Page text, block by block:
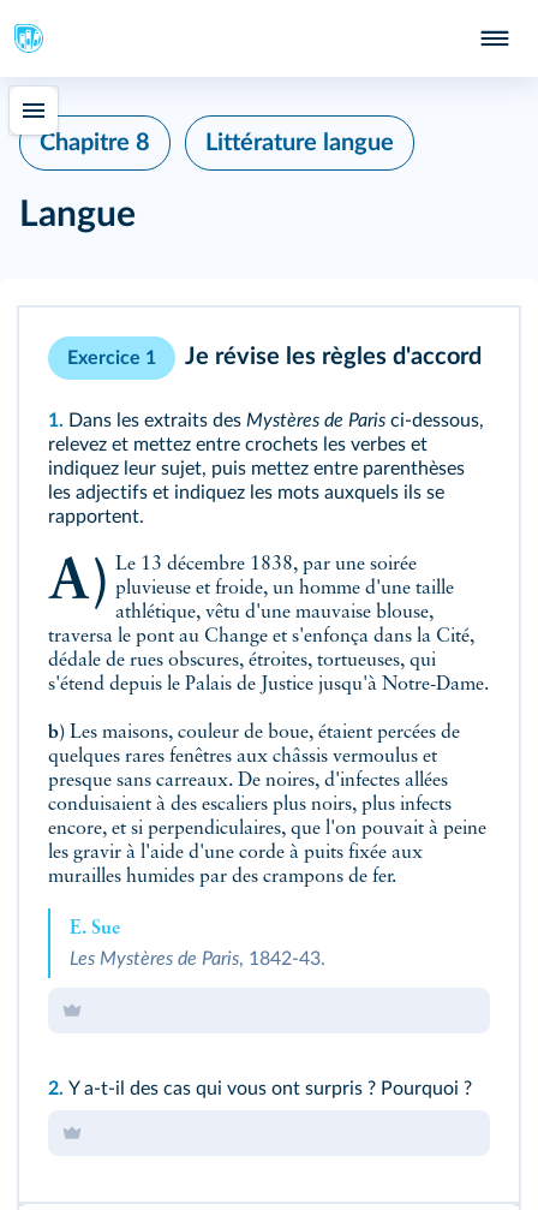
Chapitre 8 Littérature langue
Langue
Exercice 1 Je révise les règles d'accord
1. Dans les extraits des Mystères de Paris ci-dessous,
relevez et mettez entre crochets les verbes et
indiquez leur sujet, puis mettez entre parenthèses
les adjectifs et indiquez les mots auxquels ils se
rapportent.
a) Le 13 décembre 1838, par une soirée
pluvieuse et froide, un homme d'une taille
athlétique, vêtu d'une mauvaise blouse,
traversa le pont au Change et s'enfonça dans la Cité,
dédale de rues obscures, étroites, tortueuses, qui
s'étend depuis le Palais de Justice jusqu'à Notre-Dame.
b) Les maisons, couleur de boue, étaient percées de
quelques rares fenêtres aux châssis vermoulus et
presque sans carreaux. De noires, d'infectes allées
conduisaient à des escaliers plus noirs, plus infects
encore, et si perpendiculaires, que l'on pouvait à peine
les gravir à l'aide d'une corde à puits fixée aux
murailles humides par des crampons de fer.
E. Sue
Les Mystères de Paris, 1842-43.
2. Y a-t-il des cas qui vous ont surpris ? Pourquoi ?